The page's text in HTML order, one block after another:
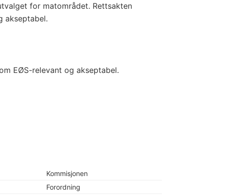
for matområdet. Rettsakten
akseptabel.
EØS-relevant og akseptabel.
Kommisjonen
Forordning